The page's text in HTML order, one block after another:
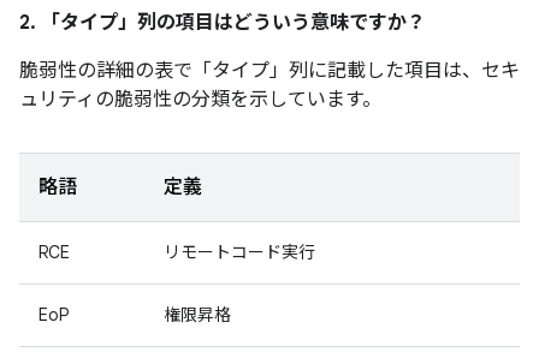
2. 「タイプ」 列の項目はどういう意味ですか？
脆弱性の詳細の表で「タイプ」 列に記載した項目は、セキ
ュリティの脆弱性の分類を示しています。
略語 定義
RCE リモートコード実行
EoP 権限昇格